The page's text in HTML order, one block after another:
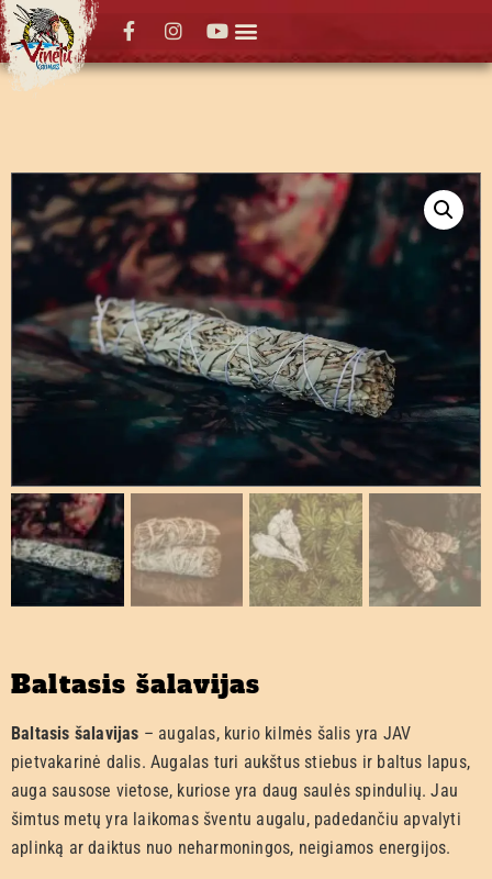
Baltasis šalavijas
Baltasis šalavijas – augalas, kurio kilmės šalis yra JAV
pietvakarinė dalis. Augalas turi aukštus stiebus ir baltus lapus,
auga sausose vietose, kuriose yra daug saulės spindulių. Jau
šimtus metų yra laikomas šventu augalu, padedančiu apvalyti
aplinką ar daiktus nuo neharmoningos, neigiamos energijos.